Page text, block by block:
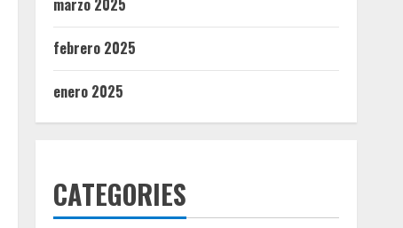
marzo 2025
febrero 2025
enero 2025
CATEGORIES